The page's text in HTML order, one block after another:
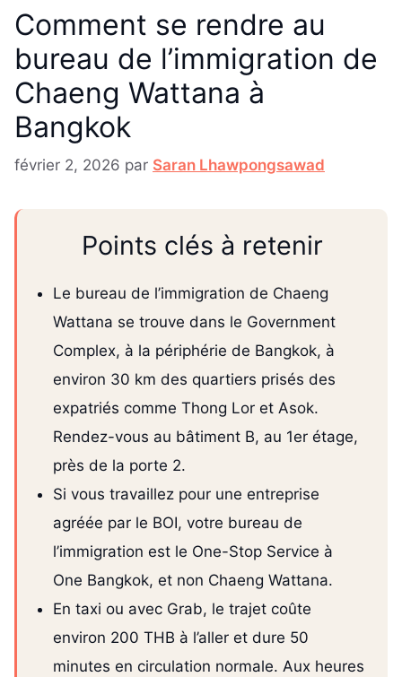
Comment se rendre au
bureau de l’immigration de
Chaeng Wattana à
Bangkok
février 2, 2026 par Saran Lhawpongsawad
Points clés à retenir
Le bureau de l’immigration de Chaeng
Wattana se trouve dans le Government
Complex, à la périphérie de Bangkok, à
environ 30 km des quartiers prisés des
expatriés comme Thong Lor et Asok.
Rendez-vous au bâtiment B, au 1er étage,
près de la porte 2.
Si vous travaillez pour une entreprise
agréée par le BOI, votre bureau de
l’immigration est le One-Stop Service à
One Bangkok, et non Chaeng Wattana.
En taxi ou avec Grab, le trajet coûte
environ 200 THB à l’aller et dure 50
minutes en circulation normale. Aux heures